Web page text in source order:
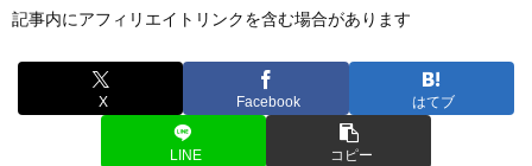
記事内にアフィリエイトリンクを含む場合があります
X Facebook はてブ
LINE コピー